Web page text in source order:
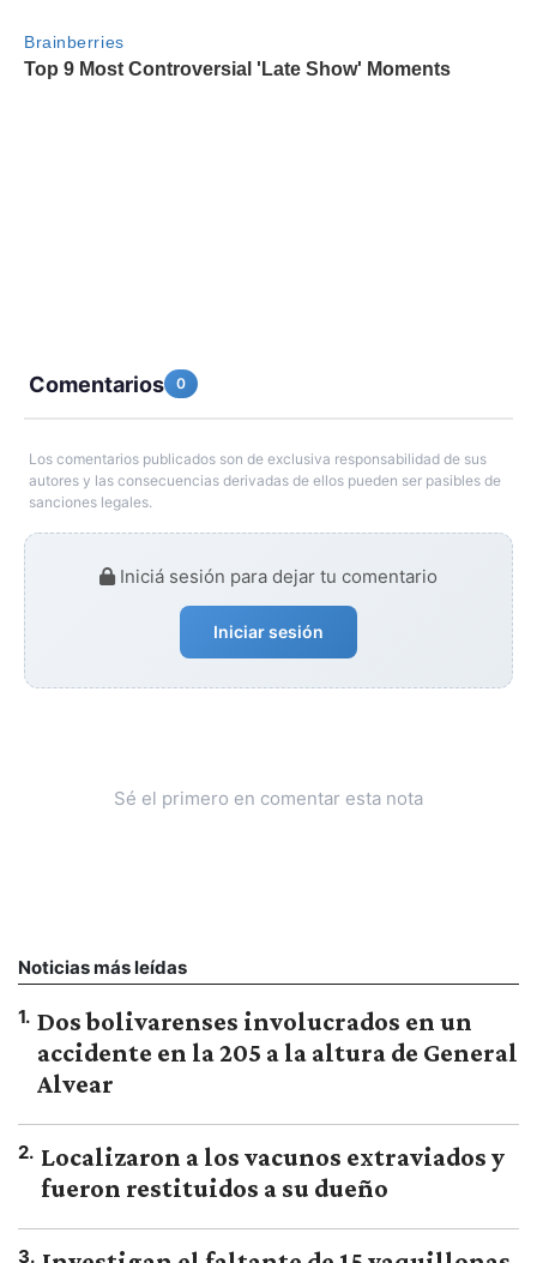
Comentarios 0
Los comentarios publicados son de exclusiva responsabilidad de sus
autores y las consecuencias derivadas de ellos pueden ser pasibles de
sanciones legales.
Iniciá sesión para dejar tu comentario
Iniciar sesión
Sé el primero en comentar esta nota
Noticias más leídas
1. Dos bolivarenses involucrados en un
accidente en la 205 a la altura de General
Alvear
2. Localizaron a los vacunos extraviados y
fueron restituidos a su dueño
3.